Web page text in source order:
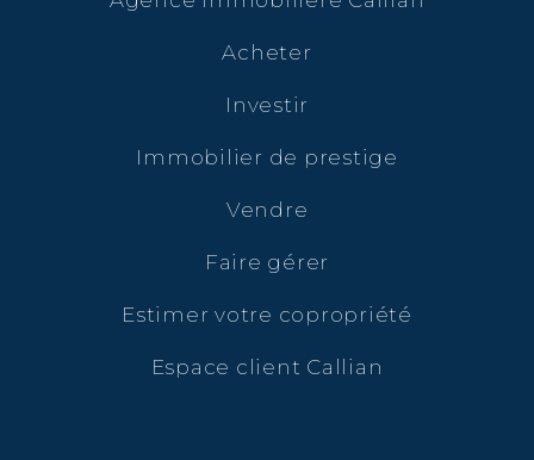
Acheter
Investir
Immobilier de prestige
Vendre
Faire gérer
Estimer votre copropriété
Espace client Callian